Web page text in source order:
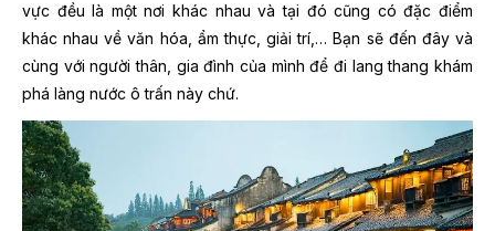
vực đều là một nơi khác nhau và tại đó cũng có đặc điểm
khác nhau về văn hóa, ẩm thực, giải trí,… Bạn sẽ đến đây và
cùng với người thân, gia đình của mình để đi lang thang khám
phá làng nước ô trấn này chứ.